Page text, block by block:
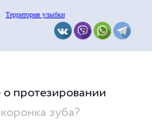
о протезировании
зуба?